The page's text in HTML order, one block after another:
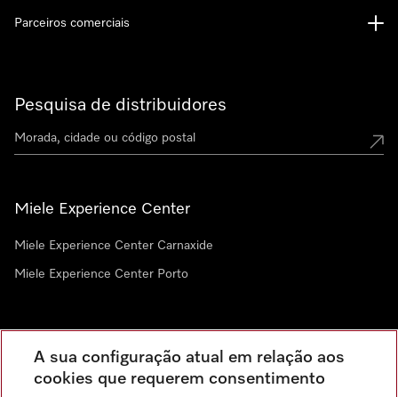
Pesquisa de distribuidores
Miele Experience Center
Miele Experience Center Carnaxide
Miele Experience Center Porto
Parceiros comerciais
A sua configuração atual em relação aos
cookies que requerem consentimento